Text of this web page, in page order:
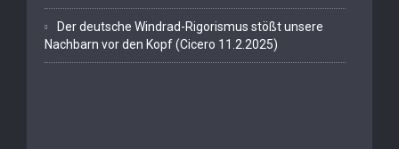
Der deutsche Windrad-Rigorismus stößt unsere
Nachbarn vor den Kopf (Cicero 11.2.2025)